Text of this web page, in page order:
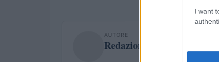
I want
AUTORE
Redazione Investimenti